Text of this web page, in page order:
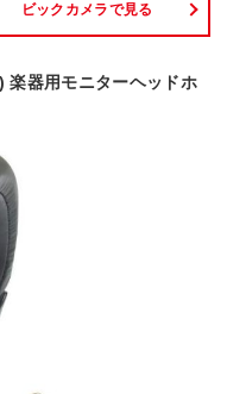
ビックカメラで見る
器用モニターヘッドホ